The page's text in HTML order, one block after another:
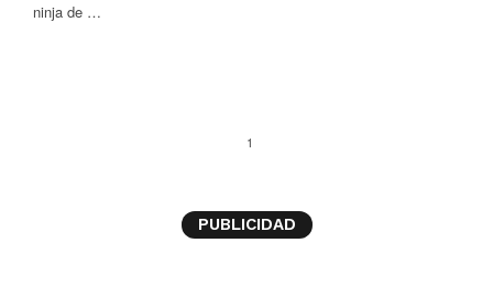
ninja de …
1
PUBLICIDAD